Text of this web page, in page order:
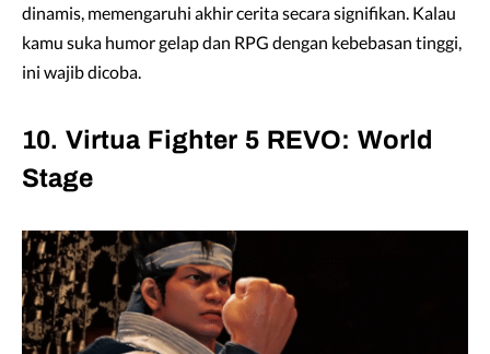
dinamis, memengaruhi akhir cerita secara signifikan. Kalau
kamu suka humor gelap dan RPG dengan kebebasan tinggi,
ini wajib dicoba.
10. Virtua Fighter 5 REVO: World
Stage